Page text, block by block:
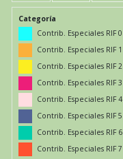
Categoría
Contrib. Especiales RIF 0
Contrib. Especiales RIF 1
Contrib. Especiales RIF 2
Contrib. Especiales RIF 3
Contrib. Especiales RIF 4
Contrib. Especiales RIF 5
Contrib. Especiales RIF 6
Contrib. Especiales RIF 7